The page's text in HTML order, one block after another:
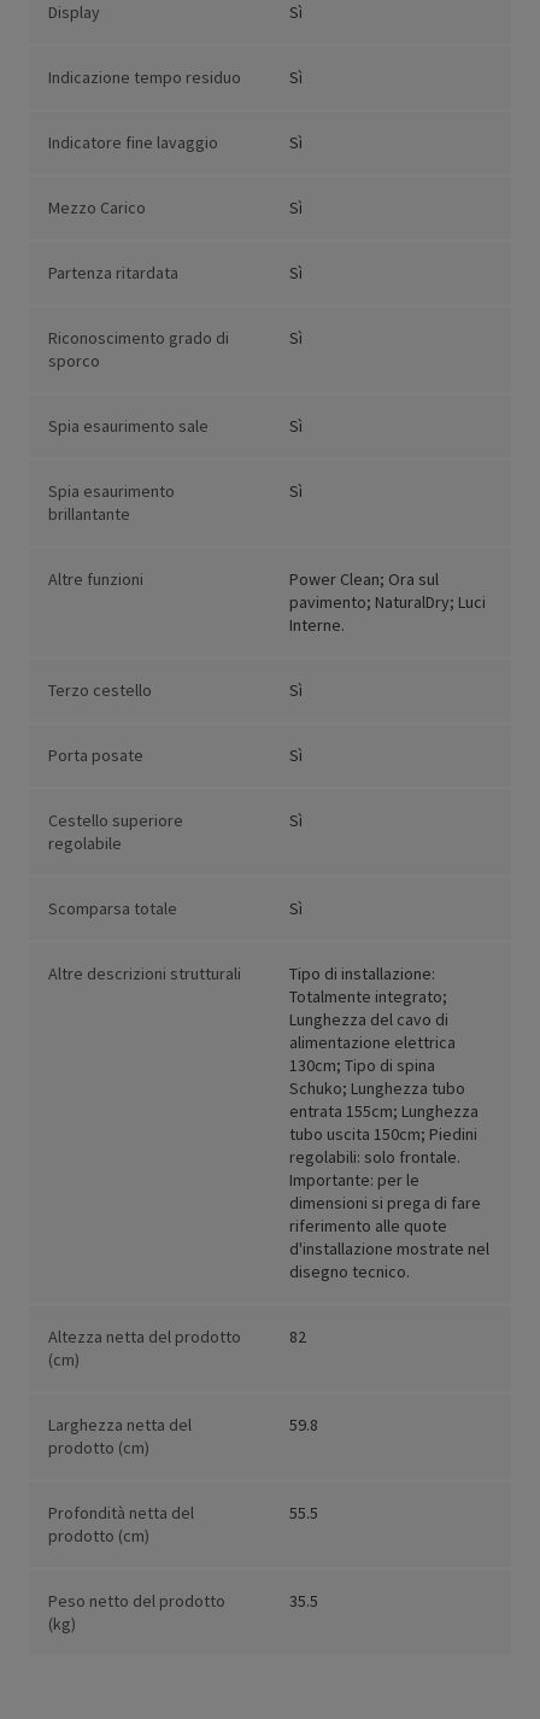
Display Sì
Indicazione tempo residuo Sì
Indicatore fine lavaggio Sì
Mezzo Carico Sì
Partenza ritardata Sì
Riconoscimento grado di
sporco
Sì
Spia esaurimento sale Sì
Spia esaurimento
brillantante
Sì
Altre funzioni
Power Clean; Ora sul
pavimento; NaturalDry; Luci
Interne.
Terzo cestello Sì
Porta posate Sì
Cestello superiore
regolabile
Sì
Scomparsa totale Sì
Altre descrizioni strutturali
Tipo di installazione:
Totalmente integrato;
Lunghezza del cavo di
alimentazione elettrica
130cm; Tipo di spina
Schuko; Lunghezza tubo
entrata 155cm; Lunghezza
tubo uscita 150cm; Piedini
regolabili: solo frontale.
Importante: per le
dimensioni si prega di fare
riferimento alle quote
d'installazione mostrate nel
disegno tecnico.
Altezza netta del prodotto
(cm)
82
Larghezza netta del
prodotto (cm)
59.8
Profondità netta del
prodotto (cm)
55.5
Peso netto del prodotto
(kg)
35.5